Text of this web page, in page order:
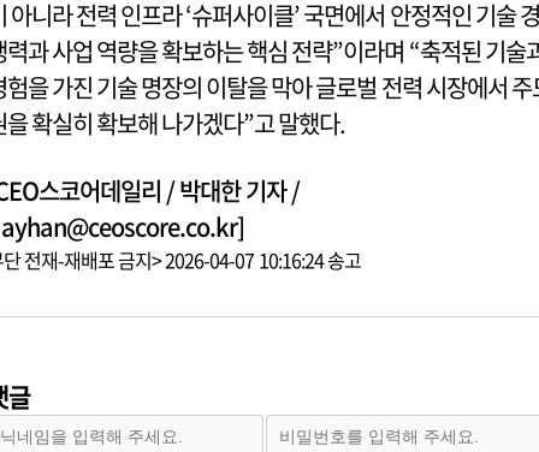
아니라 전력 인프라 ‘슈퍼사이클’ 국면에서 안정적인 기술 경
력과 사업 역량을 확보하는 핵심 전략”이라며 “축적된 기술
험을 가진 기술 명장의 이탈을 막아 글로벌 전력 시장에서 주
을 확실히 확보해 나가겠다”고 말했다.
스코어데일리 / 박대한 기자 /
전재-재배포 금지> 2026-04-07 10:16:24 송고
글